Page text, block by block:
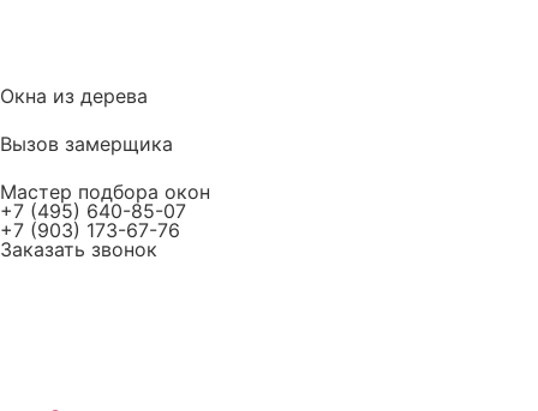
Окна из дерева
Вызов замерщика
Мастер подбора окон
+7 (495) 640-85-07
+7 (903) 173-67-76
Заказать звонок